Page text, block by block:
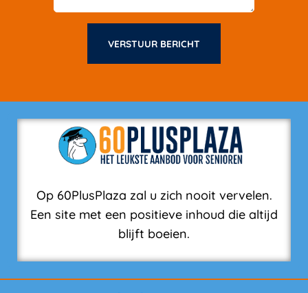
VERSTUUR BERICHT
Op 60PlusPlaza zal u zich nooit vervelen.
Een site met een positieve inhoud die altijd
blijft boeien.